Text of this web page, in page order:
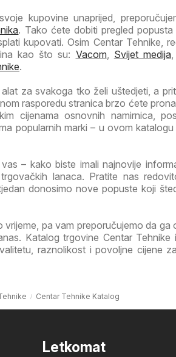
kupovine unaprijed,
. Tako ćete dobiti pregled popusta
kupovati. Osim Centar Tehnike,
kao što su: Vacom, Svijet medija,
.
za svakoga tko želi uštedjeti, a
rasporedu stranica brzo ćete
cijenama osnovnih namirnica,
popularnih marki – u ovom
– kako biste imali najnovije
lanaca. Pratite nas
donosimo nove popuste koji
pa vam preporučujemo da ga
Katalog trgovine Centar Tehnike
raznolikost i povoljne cijene
Centar Tehnike Katalog
Letkomat